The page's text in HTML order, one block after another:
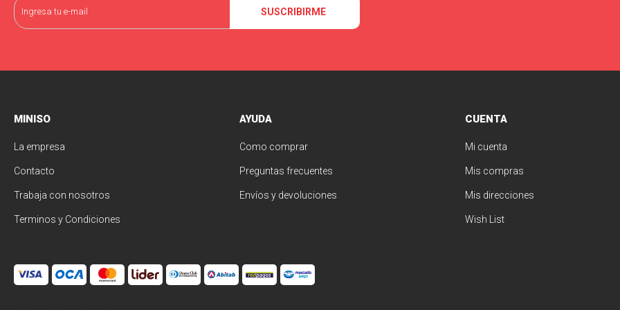
SUSCRIBIRME
MINISO
La empresa
Contacto
Trabaja con nosotros
Terminos y Condiciones
AYUDA
Como comprar
Preguntas frecuentes
Envíos y devoluciones
CUENTA
Mi cuenta
Mis compras
Mis direcciones
Wish List